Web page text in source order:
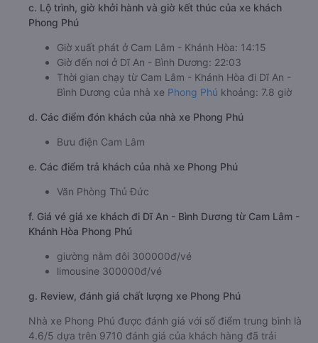
c. Lộ trình, giờ khởi hành và giờ kết thúc của xe khách
Phong Phú
Giờ xuất phát ở Cam Lâm - Khánh Hòa: 14:15
Giờ đến nơi ở Dĩ An - Bình Dương: 22:03
Thời gian chạy từ Cam Lâm - Khánh Hòa đi Dĩ An -
Bình Dương của nhà xe Phong Phú khoảng: 7.8 giờ
d. Các điểm đón khách của nhà xe Phong Phú
Bưu điện Cam Lâm
e. Các điểm trả khách của nhà xe Phong Phú
Văn Phòng Thủ Đức
f. Giá vé giá xe khách đi Dĩ An - Bình Dương từ Cam Lâm -
Khánh Hòa Phong Phú
giường nằm đôi 300000đ/vé
limousine 300000đ/vé
g. Review, đánh giá chất lượng xe Phong Phú
Nhà xe Phong Phú được đánh giá với số điểm trung bình là
4.6/5 dựa trên 9710 đánh giá của khách hàng đã trải